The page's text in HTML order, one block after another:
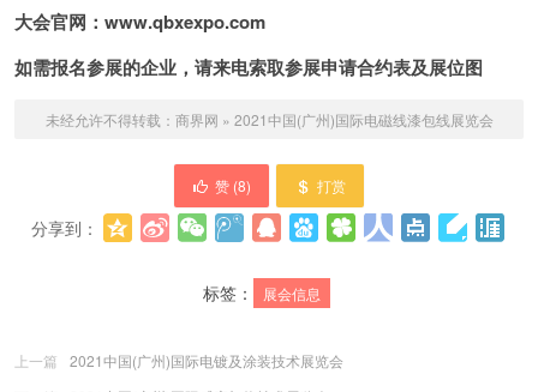
大会官网： www.qbxexpo.com
如需报名参展的企业，请来电索取参展申请合约表及展位图
未经允许不得转载： 商界网 » 2021中国(广州)国际电磁线漆包线展览会
赞 (8) 打赏
分享到：
标签：
展会信息
上一篇
2021中国(广州)国际电镀及涂装技术展览会